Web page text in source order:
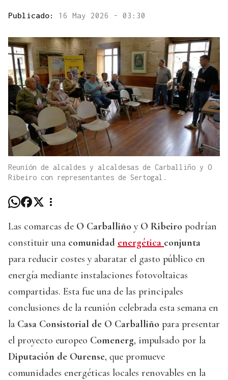
Publicado: 16 May 2026 - 03:30
Reunión de alcaldes y alcaldesas de Carballiño y O
Ribeiro con representantes de Sertogal.
Las comarcas de O Carballiño y O Ribeiro podrían
constituir una comunidad energética conjunta
para reducir costes y abaratar el gasto público en
energía mediante instalaciones fotovoltaicas
compartidas. Esta fue una de las principales
conclusiones de la reunión celebrada esta semana en
la Casa Consistorial de O Carballiño para presentar
el proyecto europeo Comenerg, impulsado por la
Diputación de Ourense, que promueve
comunidades energéticas locales renovables en la